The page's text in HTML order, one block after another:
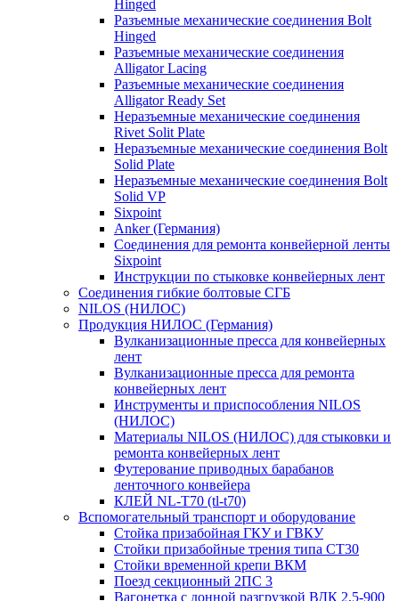
Hinged
Разъемные механические соединения Bolt
Hinged
Разъемные механические соединения
Alligator Lacing
Разъемные механические соединения
Alligator Ready Set
Неразъемные механические соединения
Rivet Solit Plate
Неразъемные механические соединения Bolt
Solid Plate
Неразъемные механические соединения Bolt
Solid VP
Sixpoint
Anker (Германия)
Соединения для ремонта конвейерной ленты
Sixpoint
Инструкции по стыковке конвейерных лент
Соединения гибкие болтовые СГБ
NILOS (НИЛОС)
Продукция НИЛОС (Германия)
Вулканизационные пресса для конвейерных
лент
Вулканизационные пресса для ремонта
конвейерных лент
Инструменты и приспособления NILOS
(НИЛОС)
Материалы NILOS (НИЛОС) для стыковки и
ремонта конвейерных лент
Футерование приводных барабанов
ленточного конвейера
КЛЕЙ NL-T70 (tl-t70)
Вспомогательный транспорт и оборудование
Стойка призабойная ГКУ и ГВКУ
Стойки призабойные трения типа CT30
Стойки временной крепи ВКМ
Поезд секционный 2ПС 3
Вагонетка с донной разгрузкой ВДК 2,5-900